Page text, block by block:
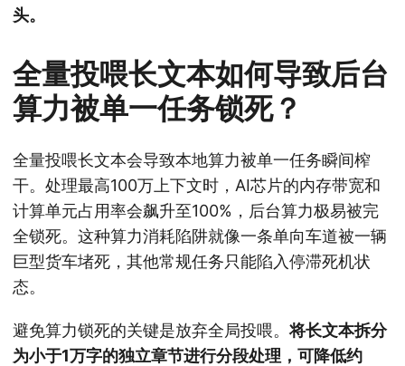
头。
全量投喂长文本如何导致后台
算力被单一任务锁死？
全量投喂长文本会导致本地算力被单一任务瞬间榨
干。处理最高100万上下文时，AI芯片的内存带宽和
计算单元占用率会飙升至100%，后台算力极易被完
全锁死。这种算力消耗陷阱就像一条单向车道被一辆
巨型货车堵死，其他常规任务只能陷入停滞死机状
态。
避免算力锁死的关键是放弃全局投喂。 将长文本拆分
为小于1万字的独立章节进行分段处理，可降低约